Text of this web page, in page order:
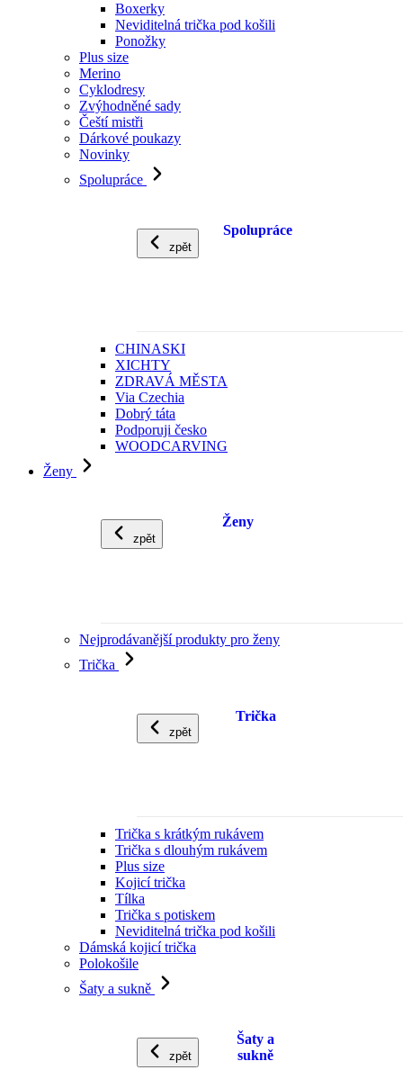
Boxerky
Neviditelná trička pod košili
Ponožky
Plus size
Merino
Cyklodresy
Zvýhodněné sady
Čeští mistři
Dárkové poukazy
Novinky
Spolupráce
zpět
Spolupráce
CHINASKI
XICHTY
ZDRAVÁ MĚSTA
Via Czechia
Dobrý táta
Podporuji česko
WOODCARVING
Ženy
zpět
Ženy
Nejprodávanější produkty pro ženy
Trička
zpět
Trička
Trička s krátkým rukávem
Trička s dlouhým rukávem
Plus size
Kojicí trička
Tílka
Trička s potiskem
Neviditelná trička pod košili
Dámská kojicí trička
Polokošile
Šaty a sukně
zpět
Šaty a
sukně